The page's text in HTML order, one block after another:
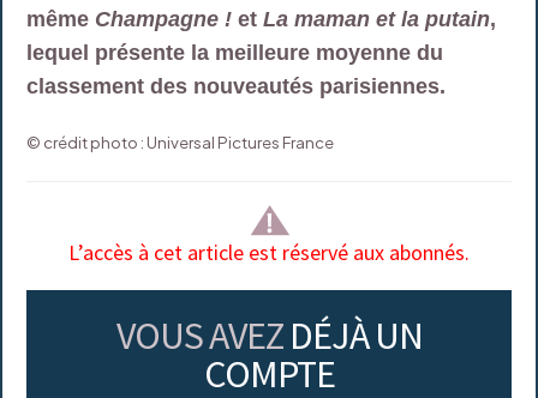
même Champagne ! etLa maman et la putain,
lequel présente la meilleure moyenne du
classement des nouveautés parisiennes.
© crédit photo : Universal Pictures France
L’accès à cet article est réservé aux abonnés.
VOUS AVEZ DÉJÀ UN
COMPTE